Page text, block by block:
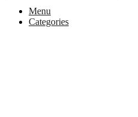
Menu
Categories